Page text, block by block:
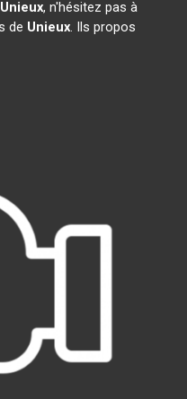
Unieux, n'hésitez pas à
de Unieux. Ils propos